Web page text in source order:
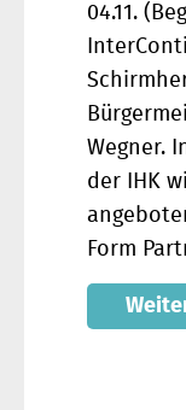
04.11.
Wegner.
der IHK
Form